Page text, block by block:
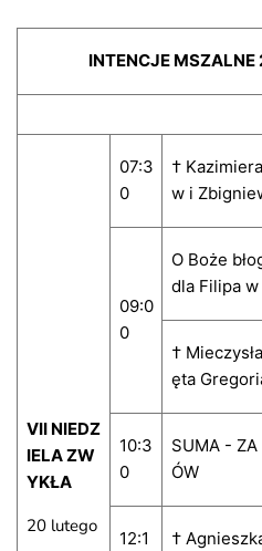
INTENCJE
VII NIEDZ
IELA ZW
YKŁA
20 lutego
07:3
0
†
w i
09:0
0
O Boże
dla Filipa
†
ęta
10:3
0
SUMA - ZA
ÓW
12:1
†